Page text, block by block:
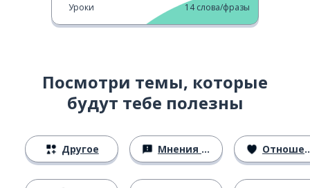
Уроки 14 слова/фразы
Посмотри темы, которые
будут тебе полезны
Другое Мнения и убеждения Отношения